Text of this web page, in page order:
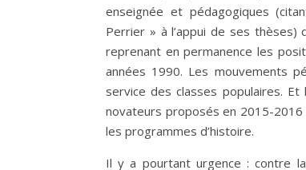
enseignée et pédagogiques
Perrier » à l’appui de ses thèses)
reprenant en permanence les
années 1990. Les mouvements
service des classes populaires.
novateurs proposés en 2015-2016
les programmes d’histoire.
Il y a pourtant urgence : contre